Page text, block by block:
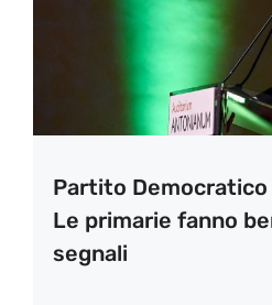
Partito Democratico
Le primarie fanno
segnali